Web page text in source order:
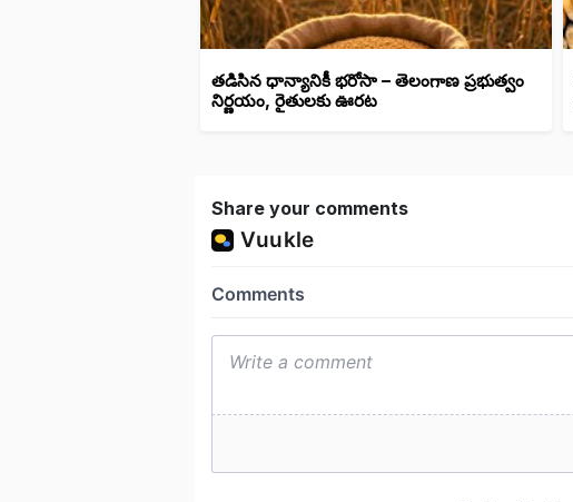
తడిసిన ధాన్యానికీ భరోసా – తెలంగాణ ప్రభుత్వం
నిర్ణయం, రైతులకు ఊరట
Share your comments